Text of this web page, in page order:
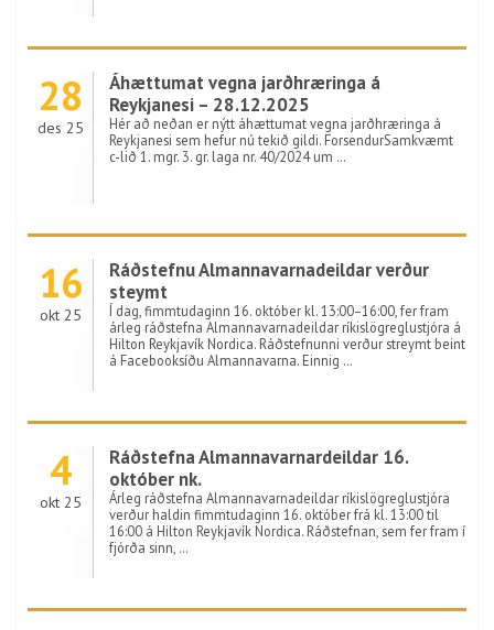
28
des 25
Áhættumat vegna jarðhræringa á
Reykjanesi – 28.12.2025
Hér að neðan er nýtt áhættumat vegna jarðhræringa á
Reykjanesi sem hefur nú tekið gildi. ForsendurSamkvæmt
c-lið 1. mgr. 3. gr. laga nr. 40/2024 um …
16
okt 25
Ráðstefnu Almannavarnadeildar verður
steymt
Í dag, fimmtudaginn 16. október kl. 13:00–16:00, fer fram
árleg ráðstefna Almannavarnadeildar ríkislögreglustjóra á
Hilton Reykjavík Nordica. Ráðstefnunni verður streymt beint
á Facebooksíðu Almannavarna. Einnig …
4
okt 25
Ráðstefna Almannavarnardeildar 16.
október nk.
Árleg ráðstefna Almannavarnadeildar ríkislögreglustjóra
verður haldin fimmtudaginn 16. október frá kl. 13:00 til
16:00 á Hilton Reykjavík Nordica. Ráðstefnan, sem fer fram í
fjórða sinn, …